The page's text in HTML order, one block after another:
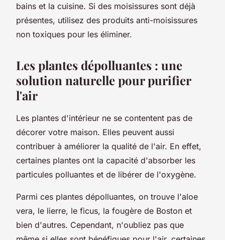
bains et la cuisine. Si des moisissures sont déjà
présentes, utilisez des produits anti-moisissures
non toxiques pour les éliminer.
Les plantes dépolluantes : une
solution naturelle pour purifier
l'air
Les plantes d'intérieur ne se contentent pas de
décorer votre maison. Elles peuvent aussi
contribuer à améliorer la qualité de l'air. En effet,
certaines plantes ont la capacité d'absorber les
particules polluantes et de libérer de l'oxygène.
Parmi ces plantes dépolluantes, on trouve l'aloe
vera, le lierre, le ficus, la fougère de Boston et
bien d'autres. Cependant, n'oubliez pas que